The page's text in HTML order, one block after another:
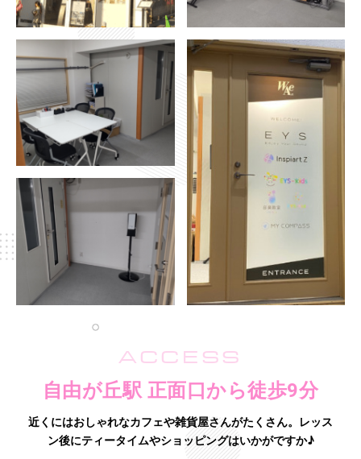
ACCESS
自由が丘駅 正面口から徒歩9分
近くにはおしゃれなカフェや雑貨屋さんがたくさん。
レッス
ン後にティータイムやショッピングはいかがですか♪